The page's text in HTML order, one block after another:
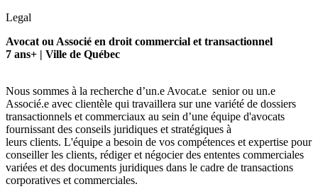
Legal
Avocat ou Associé en droit commercial et transactionnel
7 ans+ | Ville de Québec
Nous sommes à la recherche d’un.e Avocat.e senior ou un.e
Associé.e avec clientèle qui travaillera sur une variété de dossiers
transactionnels et commerciaux au sein d’une équipe d'avocats
fournissant des conseils juridiques et stratégiques à
leurs clients. L'équipe a besoin de vos compétences et expertise pour
conseiller les clients, rédiger et négocier des ententes commerciales
variées et des documents juridiques dans le cadre de transactions
corporatives et commerciales.